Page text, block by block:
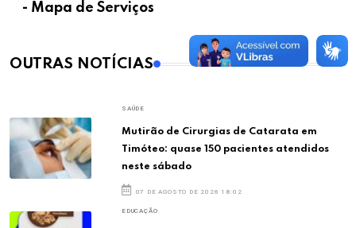
- Mapa de Serviços
OUTRAS NOTÍCIAS
SAÚDE
Mutirão de Cirurgias de Catarata em
Timóteo: quase 150 pacientes atendidos
neste sábado
07 DE AGOSTO DE 2026 18:02
EDUCAÇÃO